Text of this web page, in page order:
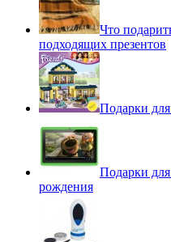
Что
подходящих презентов
Подарки
Подарки
рождения